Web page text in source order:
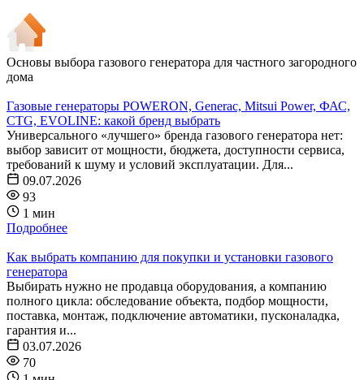
Основы выбора газового генератора для частного загородного
дома
Газовые генераторы POWERON, Generac, Mitsui Power, ФАС,
CTG, EVOLINE: какой бренд выбрать
Универсального «лучшего» бренда газового генератора нет:
выбор зависит от мощности, бюджета, доступности сервиса,
требований к шуму и условий эксплуатации. Для...
09.07.2026
93
1 мин
Подробнее
Как выбрать компанию для покупки и установки газового
генератора
Выбирать нужно не продавца оборудования, а компанию
полного цикла: обследование объекта, подбор мощности,
поставка, монтаж, подключение автоматики, пусконаладка,
гарантия и...
03.07.2026
70